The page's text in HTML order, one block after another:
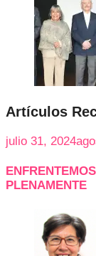
Artículos
julio 31, 2024
PLENAMENTE